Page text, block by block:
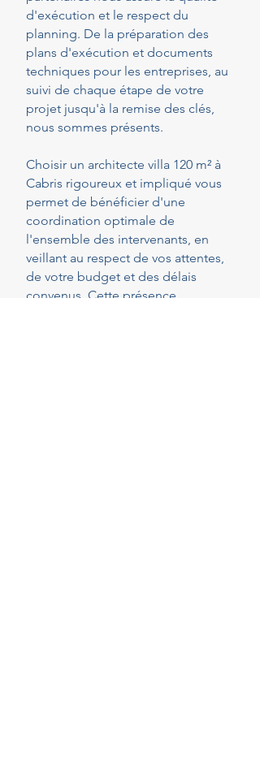
d'exécution et le respect du
planning. De la préparation des
plans d'exécution et documents
techniques pour les entreprises, au
suivi de chaque étape de votre
projet jusqu'à la remise des clés,
nous sommes présents.
Choisir un architecte villa 120 m² à
Cabris rigoureux et impliqué vous
permet de bénéficier d'une
coordination optimale de
l'ensemble des intervenants, en
veillant au respect de vos attentes,
de votre budget et des délais
convenus. Cette présence